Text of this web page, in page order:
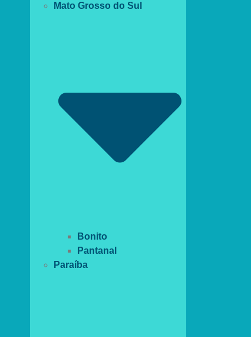
Mato Grosso do Sul
Bonito
Pantanal
Paraíba